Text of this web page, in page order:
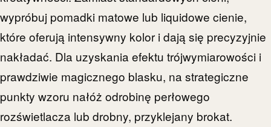
wypróbuj pomadki matowe lub liquidowe cienie,
które oferują intensywny kolor i dają się precyzyjnie
nakładać. Dla uzyskania efektu trójwymiarowości i
prawdziwie magicznego blasku, na strategiczne
punkty wzoru nałóż odrobinę perłowego
rozświetlacza lub drobny, przyklejany brokat.